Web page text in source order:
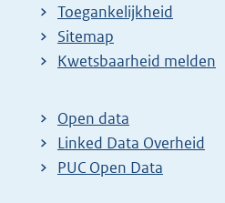
Toegankelijkheid
Sitemap
E
t
e
r
Kwetsbaarheid melden
Open data
Linked Data Overheid
PUC Open Data